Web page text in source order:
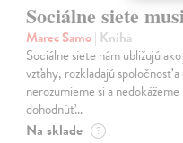
Sociálne siete
Marec Samo| Kniha
Sociálne siete nám ubližujú
vzťahy, rozkladajú spoločnosť
nerozumieme si a
dohodnúť…
Na sklade ?